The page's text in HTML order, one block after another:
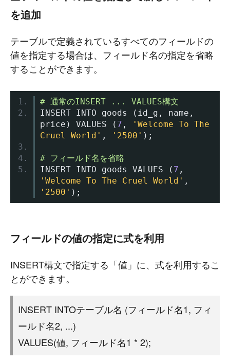
を追加
テーブルで定義されているすべてのフィールドの
値を指定する場合は、フィールド名の指定を省略
することができます。
# 通常のINSERT ... VALUES構文
INSERT INTO goods
( id_g , name ,
price ) VALUES ( 7 ,
'Welcome To The
Cruel World' , '2500' );
# フィールド名を省略
INSERT INTO goods VALUES
( 7 ,
'Welcome To The Cruel World' ,
'2500' );
フィールドの値の指定に式を利用
INSERT構文で指定する「値」に、式を利用するこ
とができます。
INSERT INTOテーブル名 (フィールド名1, フィ
ールド名2, ...)
VALUES(値, フィールド名1 * 2);